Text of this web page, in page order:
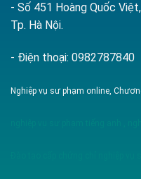
- Số 451 Hoàng Quốc
Tp. Hà Nội.
- Điện thoại: 0982787840
Nghiệp vụ sư phạm online,